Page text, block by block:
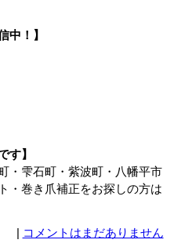
中！】
す】
・雫石町・紫波町・八幡平市
・巻き爪補正をお探しの方は
| コメントはまだありません